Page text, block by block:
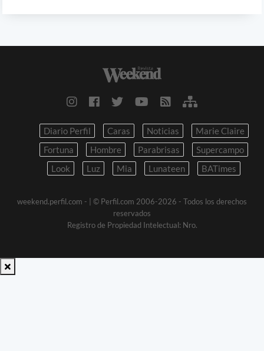
Diario Perfil Caras Noticias
Marie Claire
Fortuna
Hombre Parabrisas
Supercampo
Look
Luz Mia Lunateen BATimes
weekend.perfil.com -
| © Perfil.com 2006-2026 - Todos los derechos
reservados
Registro de Propiedad Intelectual: Nro.